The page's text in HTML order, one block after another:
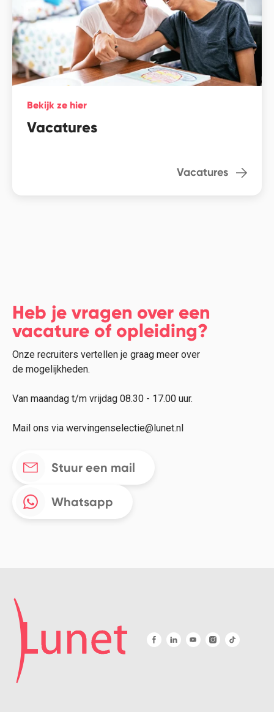
Bekijk ze hier
Vacatures
Vacatures
Heb je vragen over een
vacature of opleiding?
Onze recruiters vertellen je graag meer over
de mogelijkheden.
Van maandag t/m vrijdag 08.30 - 17.00 uur.
Mail ons via wervingenselectie@lunet.nl
Stuur een mail
Whatsapp